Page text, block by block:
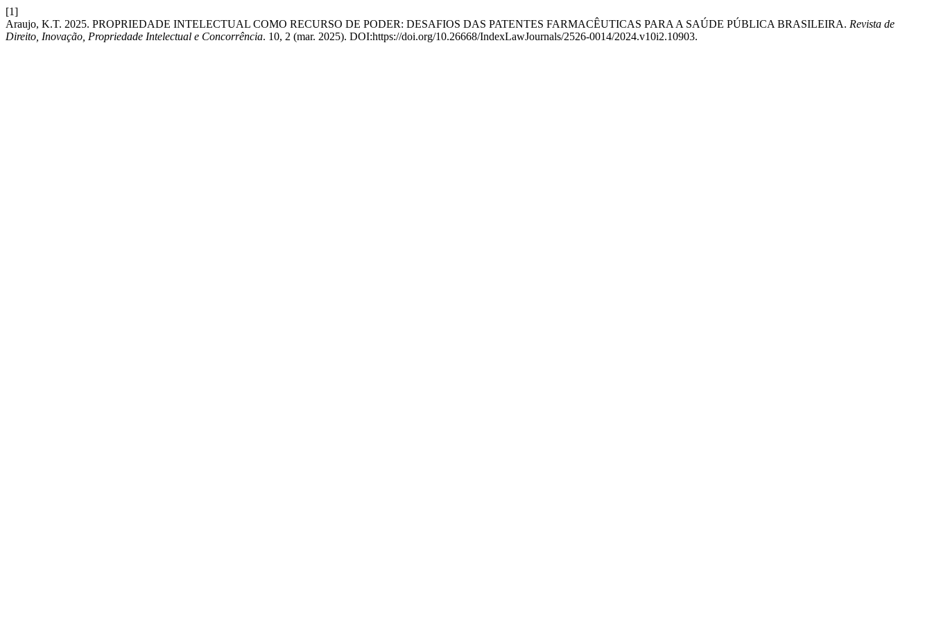
[1]
Araujo, K.T. 2025. PROPRIEDADE INTELECTUAL COMO RECURSO DE PODER: DESAFIOS DAS PATENTES FARMACÊUTICAS PARA A SAÚDE PÚBLICA BRASILEIRA. Revista de
Direito, Inovação, Propriedade Intelectual e Concorrência. 10, 2 (mar. 2025). DOI:https://doi.org/10.26668/IndexLawJournals/2526-0014/2024.v10i2.10903.